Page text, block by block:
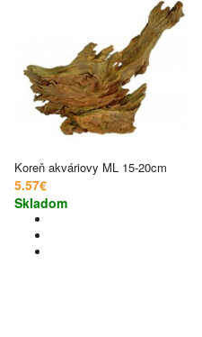
Koreň akváriovy ML 15-20cm
5.57€
Skladom